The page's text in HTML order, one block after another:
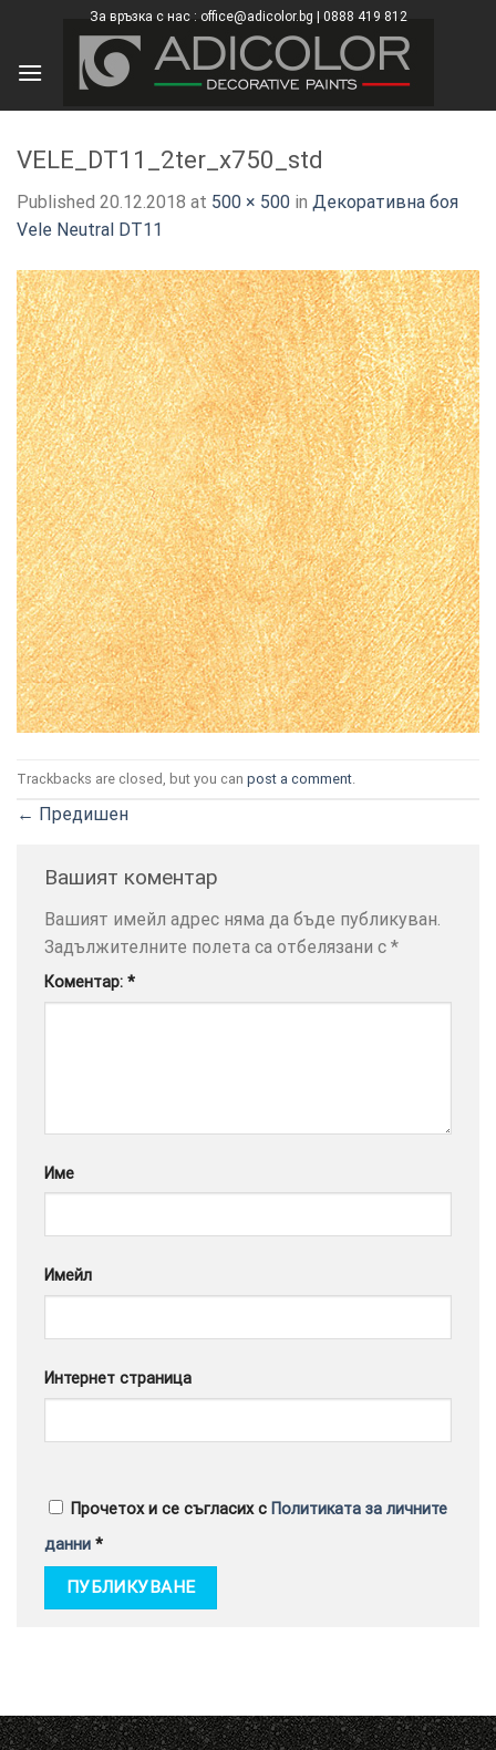
content
За връзка с нас : office@adicolor.bg | 0888 419 812
VELE_DT11_2ter_x750_std
Published 20.12.2018 at 500 × 500 in Декоративна боя
Vele Neutral DT11
Trackbacks are closed, but you can post a comment
← Предишен
Вашият коментар
Вашият имейл адрес няма да бъде публикуван.
Задължителните полета са отбелязани с *
Коментар: *
Име
Имейл
Интернет страница
Прочетох и се съгласих с Политиката за личните
данни *
×
× ТОЗИ
САЙТ
ИЗПОЛЗВА
ПОВЕЧЕ
ИНФОРМАЦИЯ
ДА
НАМЕРИТЕ
ТУК.
УСЛУГИ ОПЦИИ